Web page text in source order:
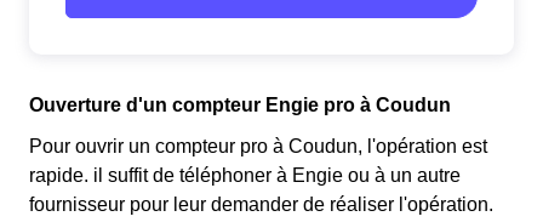
Ouverture d'un compteur Engie pro à Coudun
Pour ouvrir un compteur pro à Coudun, l'opération est
rapide. il suffit de téléphoner à Engie ou à un autre
fournisseur pour leur demander de réaliser l'opération.